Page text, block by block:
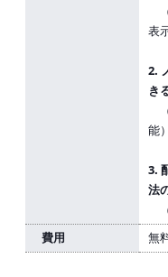
表
2.
き
能）
3.
法
費用
無